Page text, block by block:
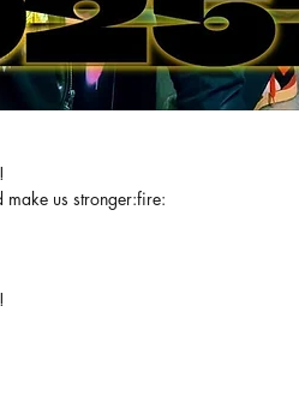
make us stronger:fire: